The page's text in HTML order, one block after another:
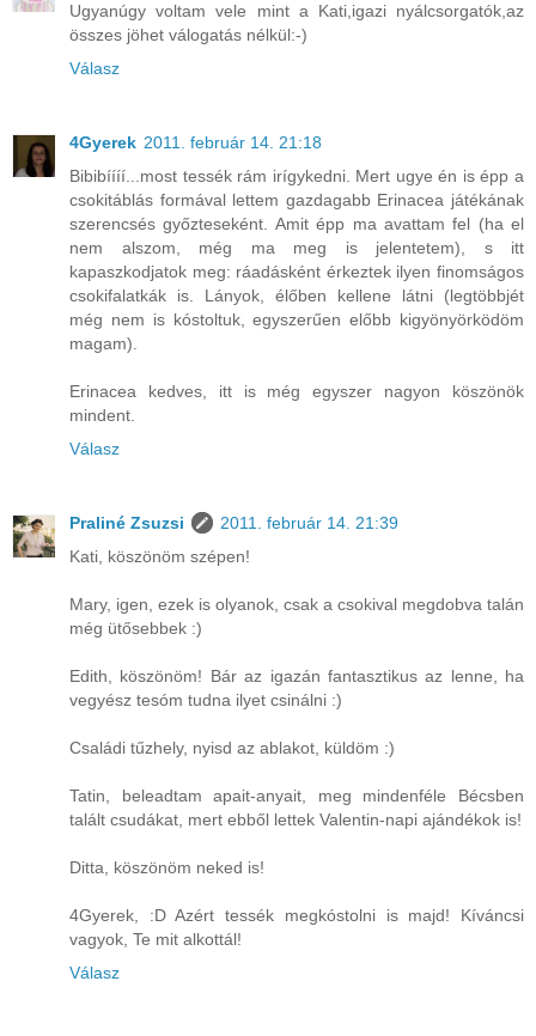
Ugyanúgy voltam vele mint a Kati,igazi nyálcsorgatók,az
összes jöhet válogatás nélkül:-)
Válasz
4Gyerek 2011. február 14. 21:18
Bibibíííí...most tessék rám irígykedni. Mert ugye én is épp a
csokitáblás formával lettem gazdagabb Erinacea játékának
szerencsés győzteseként. Amit épp ma avattam fel (ha el
nem alszom, még ma meg is jelentetem), s itt
kapaszkodjatok meg: ráadásként érkeztek ilyen finomságos
csokifalatkák is. Lányok, élőben kellene látni (legtöbbjét
még nem is kóstoltuk, egyszerűen előbb kigyönyörködöm
magam).
Erinacea kedves, itt is még egyszer nagyon köszönök
mindent.
Válasz
Praliné Zsuzsi
2011. február 14. 21:39
Kati, köszönöm szépen!
Mary, igen, ezek is olyanok, csak a csokival megdobva talán
még ütősebbek :)
Edith, köszönöm! Bár az igazán fantasztikus az lenne, ha
vegyész tesóm tudna ilyet csinálni :)
Családi tűzhely, nyisd az ablakot, küldöm :)
Tatin, beleadtam apait-anyait, meg mindenféle Bécsben
talált csudákat, mert ebből lettek Valentin-napi ajándékok is!
Ditta, köszönöm neked is!
4Gyerek, :D Azért tessék megkóstolni is majd! Kíváncsi
vagyok, Te mit alkottál!
Válasz